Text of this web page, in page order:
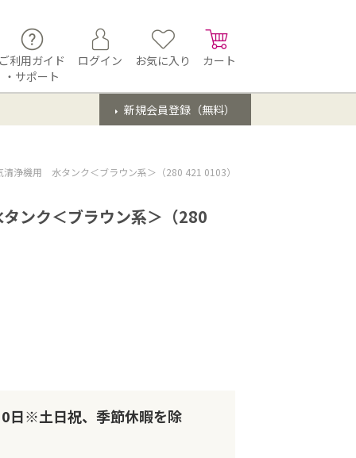
利用ガイド
・サポート
ログイン お気に入り カート
新規会員登録（無料）
浄機用 水タンク＜ブラウン系＞（280 421 0103）
ンク＜ブラウン系＞（280
日※土日祝、季節休暇を除